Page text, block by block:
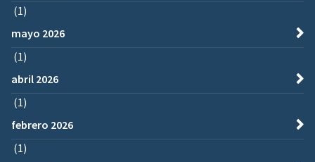
(1)
mayo 2026
(1)
abril 2026
(1)
febrero 2026
(1)